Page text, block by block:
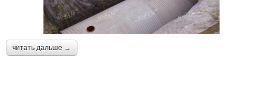
читать дальше →